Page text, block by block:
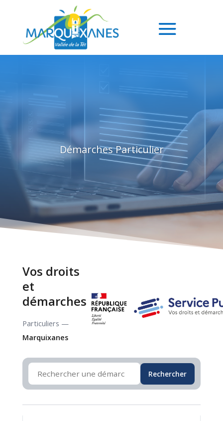
Démarches Particulier
Vos droits
et
démarches
Particuliers —
Marquixanes
Rechercher